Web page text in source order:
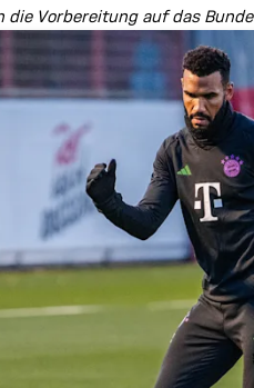
Vorbereitung auf das